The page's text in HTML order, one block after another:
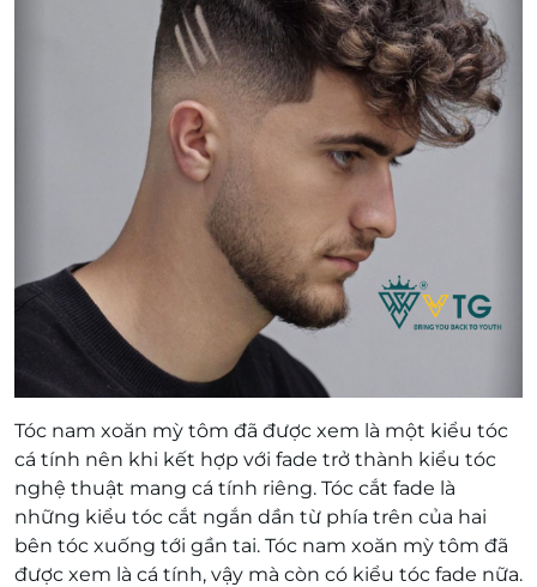
Tóc nam xoăn mỳ tôm đã được xem là một kiểu tóc
cá tính nên khi kết hợp với fade trở thành kiểu tóc
nghệ thuật mang cá tính riêng. Tóc cắt fade là
những kiểu tóc cắt ngắn dần từ phía trên của hai
bên tóc xuống tới gần tai. Tóc nam xoăn mỳ tôm đã
được xem là cá tính, vậy mà còn có kiểu tóc fade nữa.